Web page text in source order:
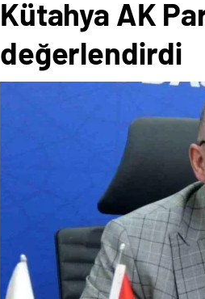
Kütahya AK
değerlendirdi